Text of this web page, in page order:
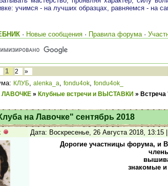
учимся - на лучших образцах, равняемся - на
· Новые сообщения · Правила форума·
1 2 »
КЛУБ, alenka_a, fondu4ok, fondu4ok_
ЛАВОЧКЕ » Клубные встречи и ВЫСТАВКИ »
на Лавочке" сентябрь 2018
Дата: Воскресенье, 26 Августа 2018,
Дорогие участницы форума, и
знакомые и